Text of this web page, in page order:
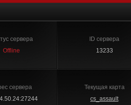
сервера
Offline
ID сервера
13233
сервера
Текущая карта
cs_assault